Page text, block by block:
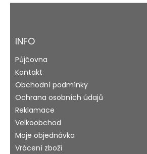
Z
aINFO
Půjčovna
Kontakt
Obchodní podmínky
Ochrana osobních údajů
Reklamace
Velkoobchod
Moje objednávka
Vrácení zboží